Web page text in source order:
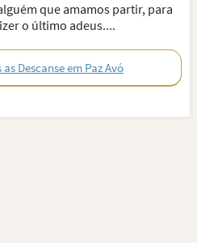
que amamos partir, para
o último adeus....
as Descanse em Paz Avó